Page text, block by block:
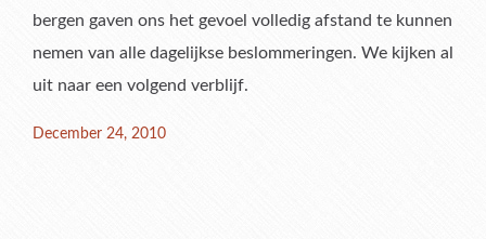
bergen gaven ons het gevoel volledig afstand te kunnen
nemen van alle dagelijkse beslommeringen. We kijken al
uit naar een volgend verblijf.
Posted
December 24, 2010